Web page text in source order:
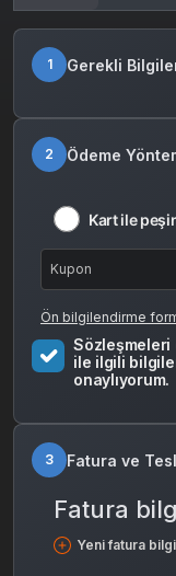
1 Gerekli
2 Ödeme
Kart ile
Ön bilgilendirme
Sözleşmeleri
ile ilgili
onaylıyorum.
3 Fatura ve
Fatura
Yeni fatura